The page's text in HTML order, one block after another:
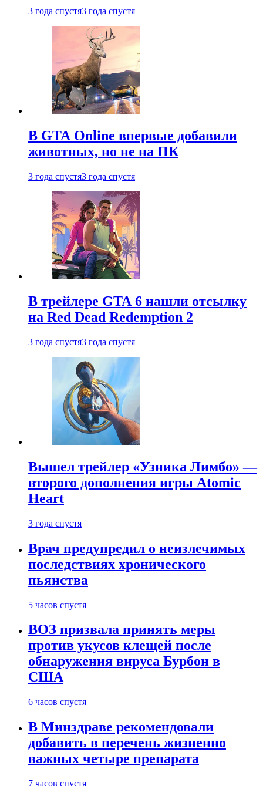
3 года спустя3 года спустя
В GTA Online впервые добавили
животных, но не на ПК
3 года спустя3 года спустя
В трейлере GTA 6 нашли отсылку
на Red Dead Redemption 2
3 года спустя3 года спустя
Вышел трейлер «Узника Лимбо» —
второго дополнения игры Atomic
Heart
3 года спустя
Врач предупредил о неизлечимых
последствиях хронического
пьянства
5 часов спустя
ВОЗ призвала принять меры
против укусов клещей после
обнаружения вируса Бурбон в
США
6 часов спустя
В Минздраве рекомендовали
добавить в перечень жизненно
важных четыре препарата
7 часов спустя